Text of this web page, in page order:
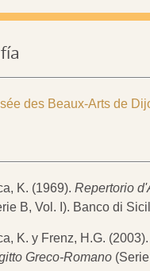
des Beaux-Arts de
K. (1969). Repertorio
B, Vol. I). Banco di
K. y Frenz, H.G. (2003).
Greco-Romano